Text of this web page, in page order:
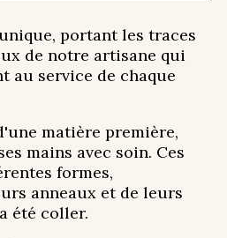
portant les traces
de notre artisane qui
au service de chaque
matière première,
mains avec soin. Ces
formes,
anneaux et de leurs
été coller.